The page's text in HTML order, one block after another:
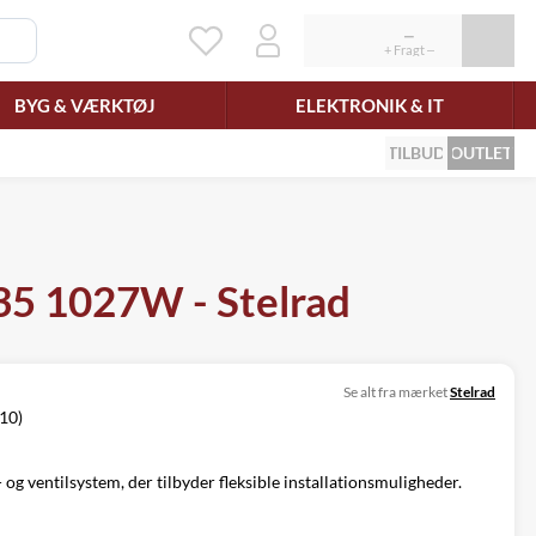
BYG & VÆRKTØJ ELEKTRONIK & IT
TILBUD OUTLET
1027W - Stelrad
Se alt fra mærketStelrad
ventilsystem, der tilbyder fleksible installationsmuligheder.